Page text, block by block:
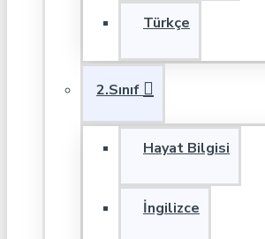
Türkçe
2.Sınıf
Hayat Bilgisi
İngilizce